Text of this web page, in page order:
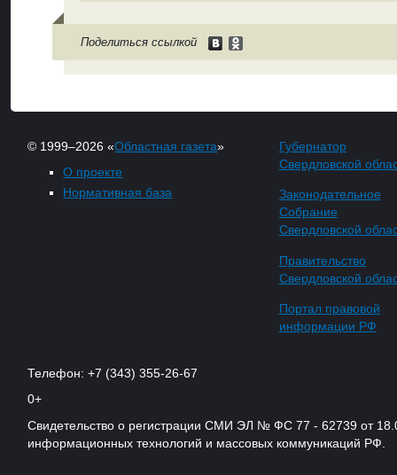
Поделиться ссылкой
© 1999–2026 «Областная газета»
О проекте
Нормативная база
Губернатор
Свердловской
Законодательное
Собрание
Свердловской
Правительство
Свердловской
Портал правовой
информации РФ
Телефон: +7 (343) 355-26-67
0+
Свидетельство о регистрации СМИ ЭЛ № ФС 77 - 62739 от
информационных технологий и массовых коммуникаций РФ.